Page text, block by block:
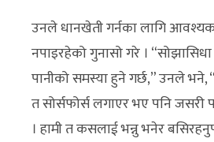
उनले धानखेती गर्नका लागि
नपाइरहेको गुनासो गरे ।
पानीको समस्या हुने गर्छ,” उनले भने,
त सोर्सफोर्स लगाएर भए पनि जसरी
। हामी त कसलाई भन्नु भनेर